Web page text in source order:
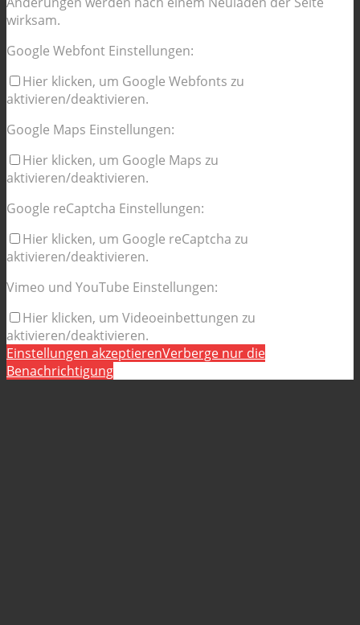
wirksam.
Google Webfont Einstellungen:
Hier klicken, um Google Webfonts zu
aktivieren/deaktivieren.
Google Maps Einstellungen:
Hier klicken, um Google Maps zu
aktivieren/deaktivieren.
Google reCaptcha Einstellungen:
Hier klicken, um Google reCaptcha zu
aktivieren/deaktivieren.
Vimeo und YouTube Einstellungen:
Hier klicken, um Videoeinbettungen zu
aktivieren/deaktivieren.
Einstellungen akzeptierenVerberge nur die
Benachrichtigung